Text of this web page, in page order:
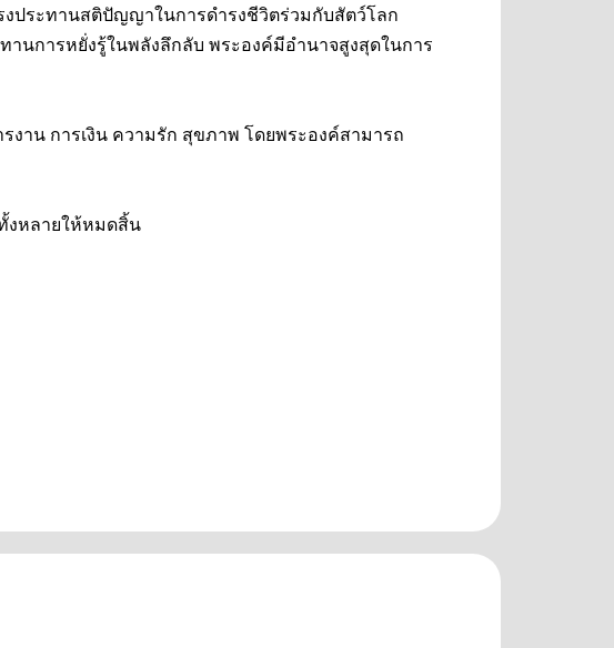
ประทานสติปัญญาในการดำรงชีวิตร่วมกับสัตว์โลก
นการหยั่งรู้ในพลังลึกลับ พระองค์มีอำนาจสูงสุดในการ
งาน การเงิน ความรัก สุขภาพ โดยพระองค์สามารถ
งหลายให้หมดสิ้น